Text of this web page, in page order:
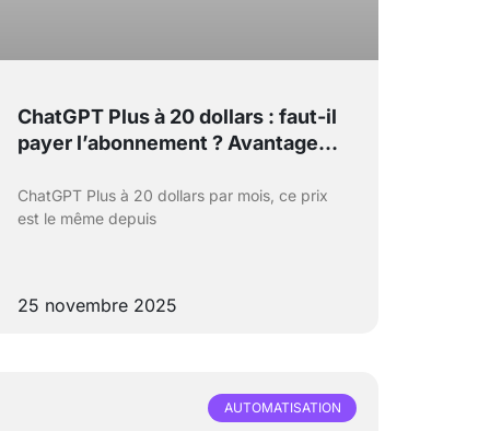
ChatGPT Plus à 20 dollars : faut-il
payer l’abonnement ? Avantages,
version gratuite
ChatGPT Plus à 20 dollars par mois, ce prix
est le même depuis
25 novembre 2025
AUTOMATISATION